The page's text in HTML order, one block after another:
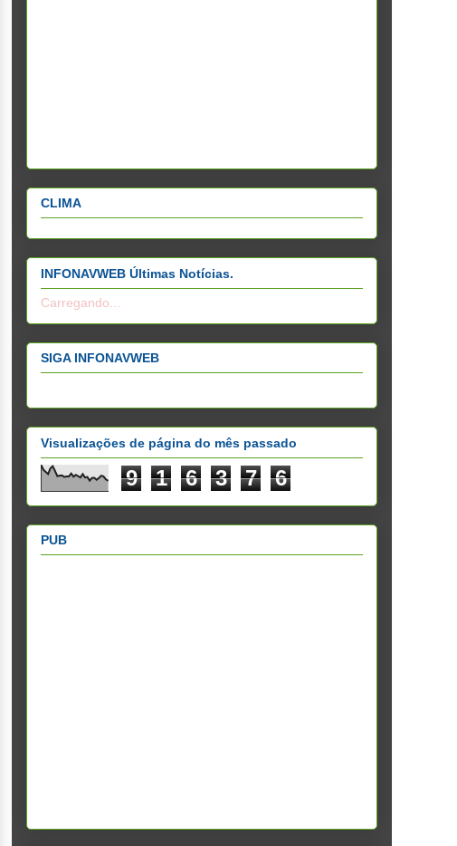
CLIMA
INFONAVWEB Últimas Notícias.
Carregando...
SIGA INFONAVWEB
Visualizações de página do mês passado
9 1 6 3 7 6
PUB